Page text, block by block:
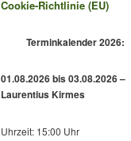
Cookie-Richtlinie (EU)
Terminkalender 2026:
01.08.2026 bis 03.08.2026 –
Laurentius Kirmes
Uhrzeit: 15:00 Uhr